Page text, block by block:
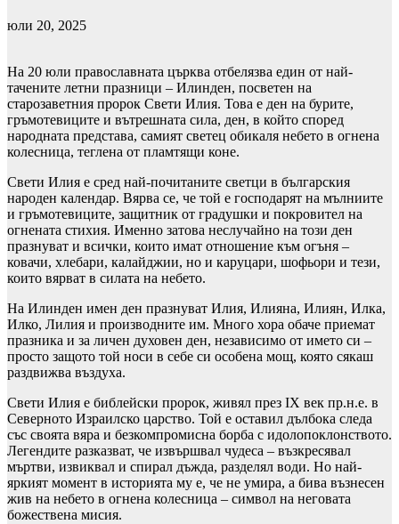
юли 20, 2025
На 20 юли православната църква отбелязва един от най-
тачените летни празници – Илинден, посветен на
старозаветния пророк Свети Илия. Това е ден на бурите,
гръмотевиците и вътрешната сила, ден, в който според
народната представа, самият светец обикаля небето в огнена
колесница, теглена от пламтящи коне.
Свети Илия е сред най-почитаните светци в българския
народен календар. Вярва се, че той е господарят на мълниите
и гръмотевиците, защитник от градушки и покровител на
огнената стихия. Именно затова неслучайно на този ден
празнуват и всички, които имат отношение към огъня –
ковачи, хлебари, калайджии, но и каруцари, шофьори и тези,
които вярват в силата на небето.
На Илинден имен ден празнуват Илия, Илияна, Илиян, Илка,
Илко, Лилия и производните им. Много хора обаче приемат
празника и за личен духовен ден, независимо от името си –
просто защото той носи в себе си особена мощ, която сякаш
раздвижва въздуха.
Свети Илия е библейски пророк, живял през IX век пр.н.е. в
Северното Израилско царство. Той е оставил дълбока следа
със своята вяра и безкомпромисна борба с идолопоклонството.
Легендите разказват, че извършвал чудеса – възкресявал
мъртви, извиквал и спирал дъжда, разделял води. Но най-
яркият момент в историята му е, че не умира, а бива възнесен
жив на небето в огнена колесница – символ на неговата
божествена мисия.